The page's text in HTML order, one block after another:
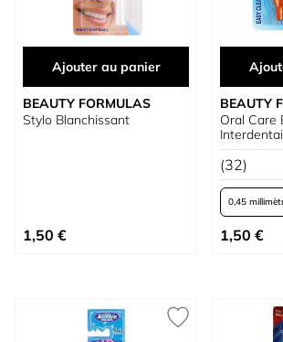
Ajouter au panier
BEAUTY FORMULAS
Stylo Blanchissant
1,50 €
BEAUTY
Oral Care
(32)
0,45
À partir de
1,50 €